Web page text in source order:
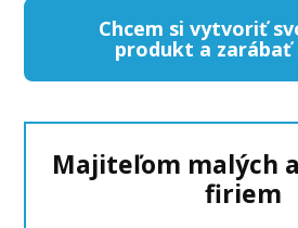
Chcem si vytvoriť
produkt a zarábať
Majiteľom malých
firiem